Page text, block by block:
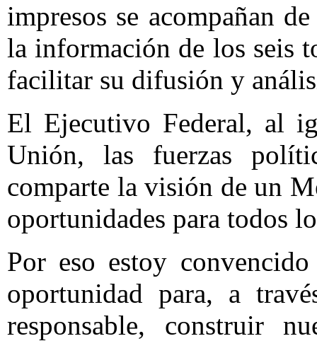
impresos se acompañan
la información de los seis
facilitar su difusión y
El Ejecutivo Federal, al
Unión, las fuerzas
comparte la visión de un
oportunidades para todos
Por eso estoy
oportunidad para, a
responsable, construir